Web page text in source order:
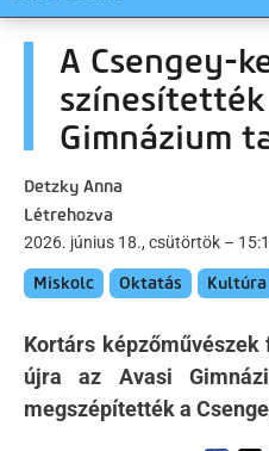
A Csengey-
színesítették
Gimnázium
Detzky Anna
Létrehozva
2026. június 18., csütörtök –
Miskolc Oktatás Kultúra
Kortárs
újra az Avasi
megszépítették a